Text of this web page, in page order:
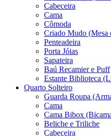
Cabeceira
Cama
Cômoda
Criado Mudo (Mesa
Penteadeira
Porta Jóias
Sapateira
Baú Recamier e Puff
Estante Biblioteca
Quarto Solteiro
Guarda Roupa
Cama
Cama Bibox
Beliche e Triliche
Cabeceira